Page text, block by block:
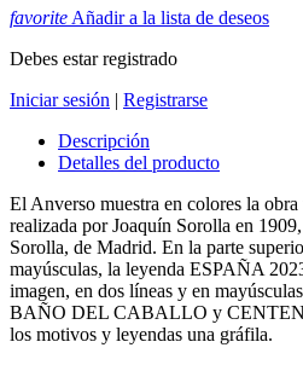
favorite Añadir a la lista de deseos
Debes estar registrado
Iniciar sesión | Registrarse
Descripción
Detalles del producto
El Anverso muestra en colores la
realizada por Joaquín Sorolla en
Sorolla, de Madrid. En la parte
mayúsculas, la leyenda ESPAÑA
imagen, en dos líneas y en
BAÑO DEL CABALLO y
los motivos y leyendas una gráfila.